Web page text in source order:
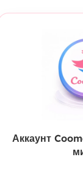
Аккаунт